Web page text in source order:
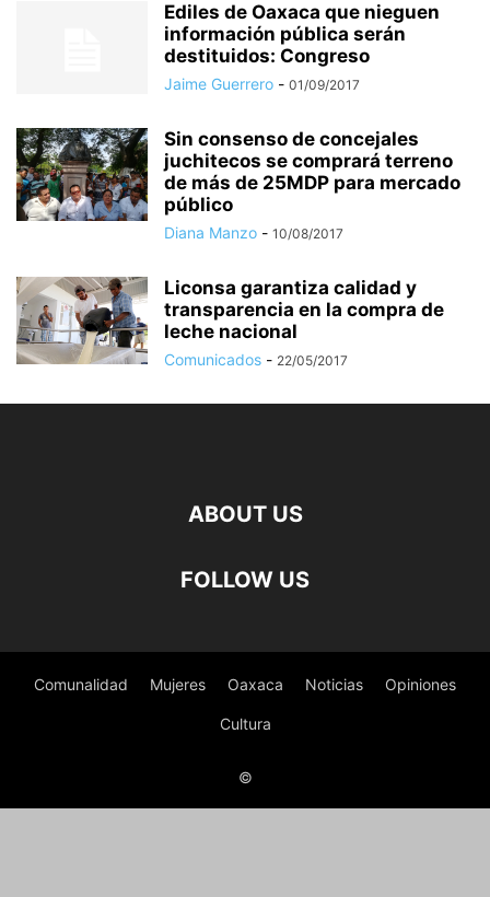
Ediles de Oaxaca que nieguen
información pública serán
destituidos: Congreso
Jaime Guerrero - 01/09/2017
Sin consenso de concejales
juchitecos se comprará terreno
de más de 25MDP para mercado
público
Diana Manzo - 10/08/2017
Liconsa garantiza calidad y
transparencia en la compra de
leche nacional
Comunicados - 22/05/2017
ABOUT US
FOLLOW US
Comunalidad Mujeres Oaxaca Noticias Opiniones
Cultura
©